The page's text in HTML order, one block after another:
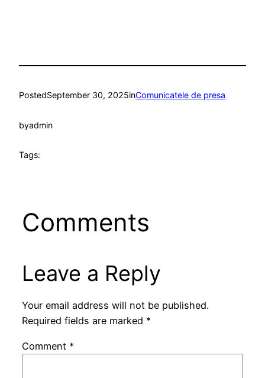
PostedSeptember 30, 2025inComunicatele de presa
byadmin
Tags:
Comments
Leave a Reply
Your email address will not be published.
Required fields are marked *
Comment *